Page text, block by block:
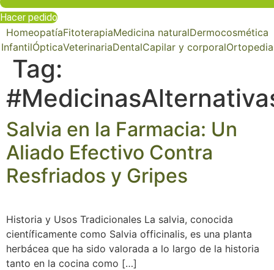
Hacer pedido
HomeopatíaFitoterapiaMedicina naturalDermocosmética
InfantilÓpticaVeterinariaDentalCapilar y corporalOrtopedia
Tag:
Salvia en la Farmacia: Un
Aliado Efectivo Contra
Resfriados y Gripes
Historia y Usos Tradicionales La salvia, conocida
científicamente como Salvia officinalis, es una planta
herbácea que ha sido valorada a lo largo de la historia
tanto en la cocina como […]